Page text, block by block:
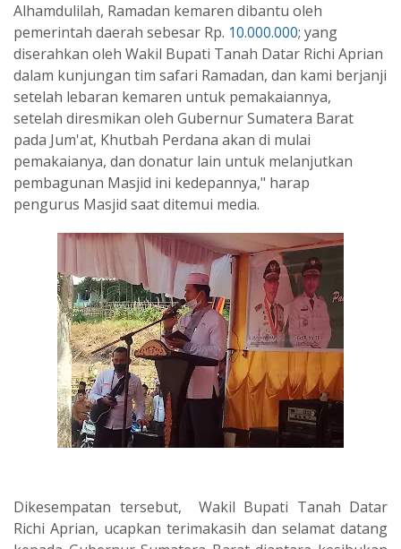
Alhamdulilah, Ramadan kemaren dibantu oleh
pemerintah daerah sebesar Rp. 10.000.000; yang
diserahkan oleh Wakil Bupati Tanah Datar Richi Aprian
dalam kunjungan tim safari Ramadan, dan kami berjanji
setelah lebaran kemaren untuk pemakaiannya,
setelah diresmikan oleh Gubernur Sumatera Barat
pada Jum'at, Khutbah Perdana akan di mulai
pemakaianya, dan donatur lain untuk melanjutkan
pembagunan Masjid ini kedepannya," harap
pengurus Masjid saat ditemui media.
Dikesempatan tersebut, Wakil Bupati Tanah Datar
Richi Aprian, ucapkan terimakasih dan selamat datang